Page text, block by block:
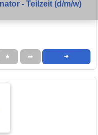
- Teilzeit (d/m/w)
★ ➦ ➜